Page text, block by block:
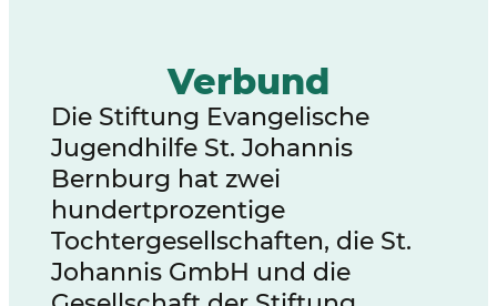
Verbund
Die Stiftung Evangelische
Jugendhilfe St. Johannis
Bernburg hat zwei
hundertprozentige
Tochtergesellschaften, die St.
Johannis GmbH und die